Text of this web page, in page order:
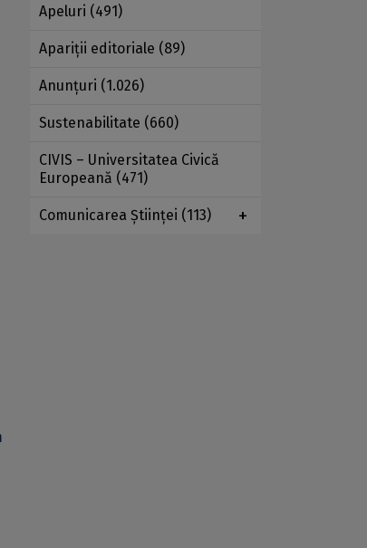
Apeluri (491)
Apariţii editoriale (89)
Anunţuri (1.026)
Sustenabilitate (660)
CIVIS – Universitatea Civică
Europeană (471)
Comunicarea Ştiinţei (113)